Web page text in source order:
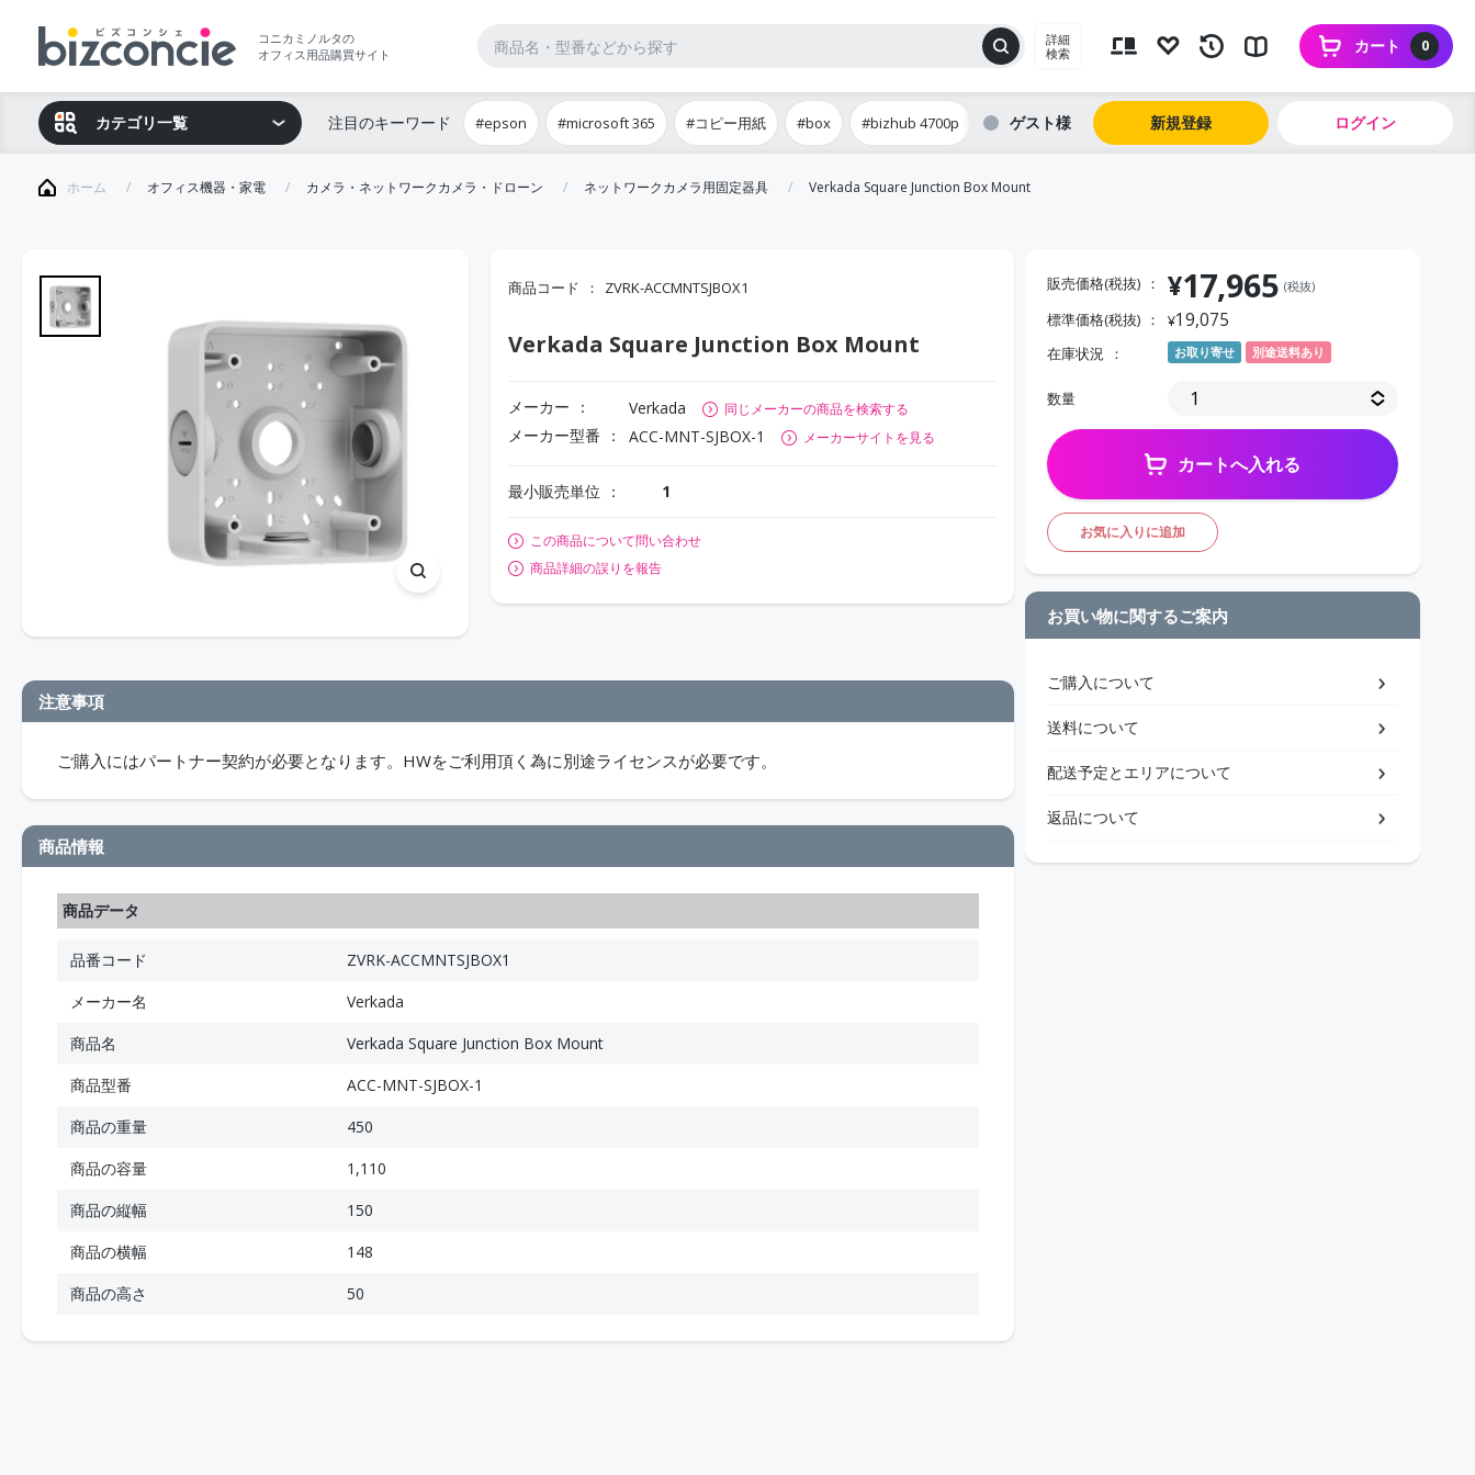
コニカミノルタの
オフィス用品購買サイト
詳細
検索
0
カート
カテゴリ一覧 注目のキーワード #epson #microsoft 365 #コピー用紙 #box #bizhub 4700p ゲスト 新規登録 ログイン
ホーム オフィス機器・家電 カメラ・ネットワークカメラ・ドローン ネットワークカメラ用固定器具 Verkada Square Junction Box Mount
商品コード ZVRK-ACCMNTSJBOX1
Verkada Square Junction Box Mount
メーカー Verkada 同じメーカーの商品を検索する
メーカー型番 ACC-MNT-SJBOX-1 メーカーサイトを見る
最小販売単位 1
この商品について問い合わせ
商品詳細の誤りを報告
注意事項
ご購入にはパートナー契約が必要となります。HWをご利用頂く為に別途ライセンスが必要です。
商品情報
商品データ
品番コード
ZVRK-ACCMNTSJBOX1
メーカー名
Verkada
商品名
Verkada Square Junction Box Mount
商品型番
ACC-MNT-SJBOX-1
商品の重量
450
商品の容量
1,110
商品の縦幅
150
商品の横幅
148
商品の高さ
50
販売価格(税抜) ¥17,965 (税抜)
標準価格(税抜) ¥19,075
在庫状況 お取り寄せ 別途送料あり
数量
カートへ入れる
お気に入りに追加
お買い物に関するご案内
ご購入について
送料について
配送予定とエリアについて
返品について